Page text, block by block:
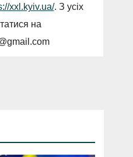
xxl.kyiv.ua/. З усіх
на